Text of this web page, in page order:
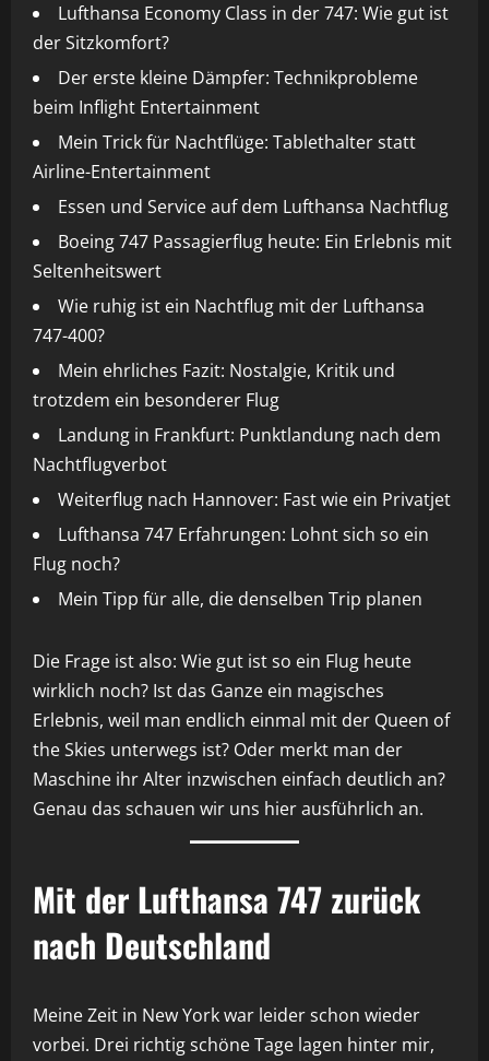
Lufthansa Economy Class in der 747: Wie gut ist
der Sitzkomfort?
Der erste kleine Dämpfer: Technikprobleme
beim Inflight Entertainment
Mein Trick für Nachtflüge: Tablethalter statt
Airline-Entertainment
Essen und Service auf dem Lufthansa Nachtflug
Boeing 747 Passagierflug heute: Ein Erlebnis mit
Seltenheitswert
Wie ruhig ist ein Nachtflug mit der Lufthansa
747-400?
Mein ehrliches Fazit: Nostalgie, Kritik und
trotzdem ein besonderer Flug
Landung in Frankfurt: Punktlandung nach dem
Nachtflugverbot
Weiterflug nach Hannover: Fast wie ein Privatjet
Lufthansa 747 Erfahrungen: Lohnt sich so ein
Flug noch?
Mein Tipp für alle, die denselben Trip planen
Die Frage ist also: Wie gut ist so ein Flug heute
wirklich noch? Ist das Ganze ein magisches
Erlebnis, weil man endlich einmal mit der Queen of
the Skies unterwegs ist? Oder merkt man der
Maschine ihr Alter inzwischen einfach deutlich an?
Genau das schauen wir uns hier ausführlich an.
Mit der Lufthansa 747 zurück
nach Deutschland
Meine Zeit in New York war leider schon wieder
vorbei. Drei richtig schöne Tage lagen hinter mir,